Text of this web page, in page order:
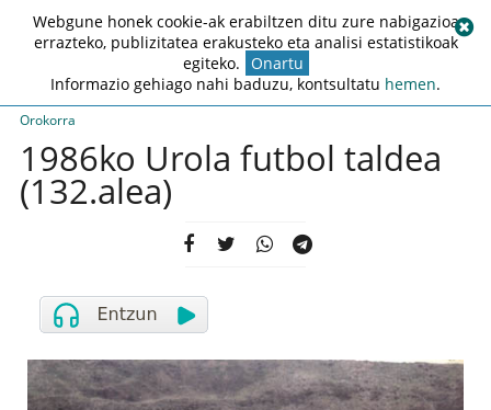
Orokorra
1986ko Urola futbol taldea
(132.alea)
Webgune honek cookie-ak erabiltzen ditu zure nabigazioa
errazteko, publizitatea erakusteko eta analisi estatistikoak
egiteko. Onartu
Informazio gehiago nahi baduzu, kontsultatu hemen.